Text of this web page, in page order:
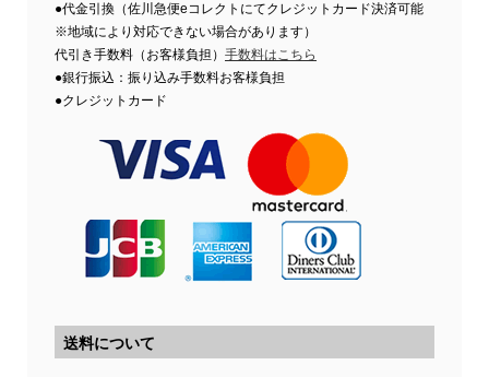
●代金引換（佐川急便eコレクトにてクレジットカード決済可能
※地域により対応できない場合があります）
代引き手数料（お客様負担） 手数料はこちら
●銀行振込：振り込み手数料お客様負担
●クレジットカード
送料について